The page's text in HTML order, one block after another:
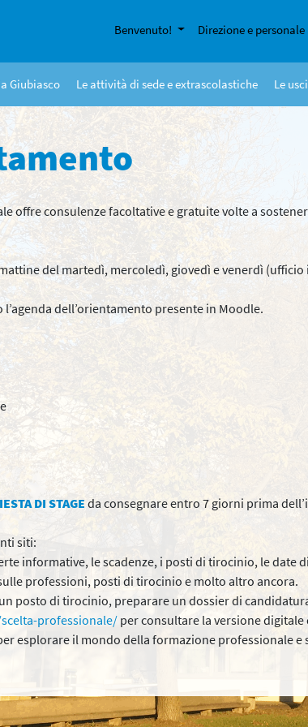
Benvenuto! Direzione e personale
Giubiasco Le attività di sede e extrascolastiche Le
offre consulenze facoltative e gratuite volte a
del martedì, mercoledì, giovedì e venerdì
dell’orientamento presente in Moodle.
DI STAGE da consegnare entro 7 giorni prima
siti:
informative, le scadenze, i posti di tirocinio, le
professioni, posti di tirocinio e molto altro ancora.
posto di tirocinio, preparare un dossier di
professionale/ per consultare la versione
esplorare il mondo della formazione professionale